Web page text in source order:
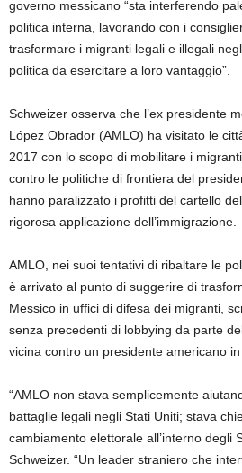
governo messicano “sta interferendo
politica interna, lavorando con i
trasformare i migranti legali e illegali
politica da esercitare a loro vantaggio”.
Schweizer osserva che l’ex presidente
López Obrador (AMLO) ha visitato le
2017 con lo scopo di mobilitare i
contro le politiche di frontiera del
hanno paralizzato i profitti del cartello
rigorosa applicazione dell’immigrazione.
AMLO, nei suoi tentativi di ribaltare le
è arrivato al punto di suggerire di
Messico in uffici di difesa dei migranti,
senza precedenti di lobbying da parte
vicina contro un presidente americano in
“AMLO non stava semplicemente
battaglie legali negli Stati Uniti; stava
cambiamento elettorale all’interno degli
Schweizer. “Un leader straniero che